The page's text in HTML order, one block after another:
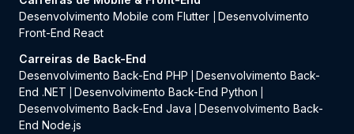
Desenvolvimento Mobile com Flutter
Desenvolvimento
Front-End React
Carreiras de Back-End
Desenvolvimento Back-End PHP
Desenvolvimento Back-
End .NET
Desenvolvimento Back-End Python
Desenvolvimento Back-End Java
Desenvolvimento Back-
End Node.js